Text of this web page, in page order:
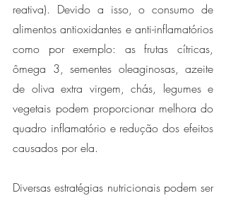
reativa). Devido a isso, o consumo de
alimentos antioxidantes e anti-inflamatórios
como por exemplo: as frutas cítricas,
ômega 3, sementes oleaginosas, azeite
de oliva extra virgem, chás, legumes e
vegetais podem proporcionar melhora do
quadro inflamatório e redução dos efeitos
causados por ela.
Diversas estratégias nutricionais podem ser